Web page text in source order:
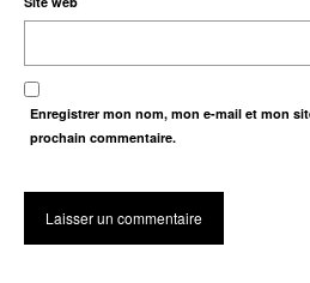
Enregistrer mon nom, mon e-mail et mon
prochain commentaire.